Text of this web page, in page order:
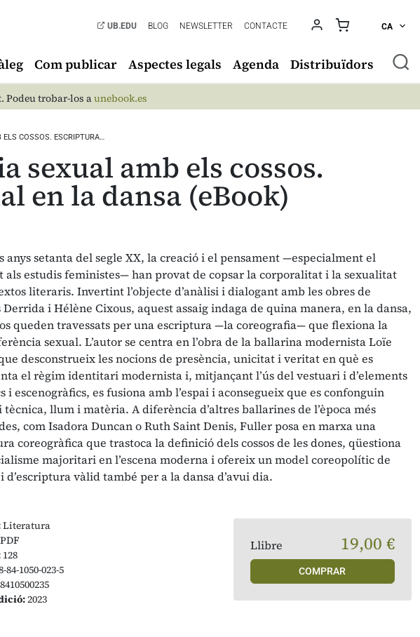
UB.EDU BLOG NEWSLETTER CONTACTE CA
Com publicar Aspectes legals Agenda Distribuïdors
Podeu trobar-los aunebook.es
ELS COSSOS. ESCRIPTURA…
sexual amb els cossos.
en la dansa (eBook)
anys setanta del segle XX, la creació i el pensament —especialment el
als estudis feministes— han provat de copsar la corporalitat i la sexualitat
literaris. Invertint l’objecte d’anàlisi i dialogant amb les obres de
Derrida i Hélène Cixous, aquest assaig indaga de quina manera, en la dansa,
queden travessats per una escriptura —la coreografia— que flexiona la
sexual. L’autor se centra en l’obra de la ballarina modernista Loïe
desconstrueix les nocions de presència, unicitat i veritat en què es
el règim identitari modernista i, mitjançant l’ús del vestuari i d’elements
i escenogràfics, es fusiona amb l’espai i aconsegueix que es confonguin
llum i matèria. A diferència d’altres ballarines de l’època més
com Isadora Duncan o Ruth Saint Denis, Fuller posa en marxa una
coreogràfica que trastoca la definició dels cossos de les dones, qüestiona
majoritari en l’escena moderna i ofereix un model coreopolític de
d’escriptura vàlid també per a la dansa d’avui dia.
Literatura
PDF
128
84-1050-023-5
2023
Llibre 19,00 €
COMPRAR